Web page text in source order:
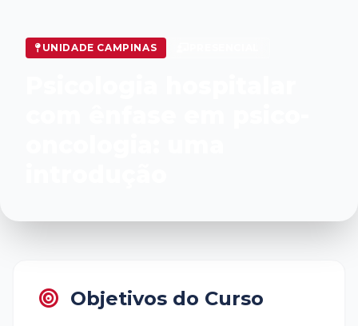
UNIDADE CAMPINAS
Objetivos do Curso